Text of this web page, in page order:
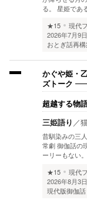
る。 星姫であ
★15
現代
2026年7月9
おとぎ話再
かぐや姫・
ズトーク
超越する物
三姫語り ／
昔馴染みの三
常劇 御伽話の
ーリーもない
★15
現代
2026年8月3
現代版御伽話